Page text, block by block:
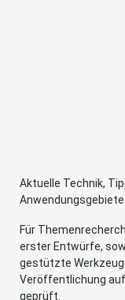
Aktuelle Technik,
Für
erster Entwürfe,
gestützte
Veröffentlichung
geprüft.